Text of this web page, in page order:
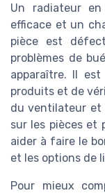
Un radiateur
efficace et un
pièce est
problèmes de
apparaître. Il
produits et de
du ventilateur et
sur les pièces et
aider à faire le
et les options de
Pour mieux